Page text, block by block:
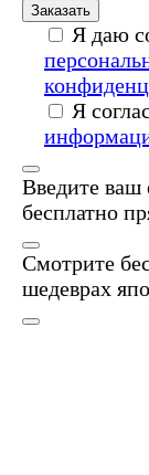
Заказать
Я даю
Я
Введите ваш
бесплатно
Смотрите
шедеврах